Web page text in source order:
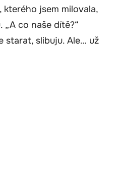
kterého jsem milovala,
„A co naše dítě?“
starat, slibuju. Ale… už